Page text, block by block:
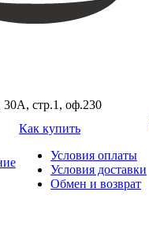
30А, стр.1, оф.230
Как купить
Условия оплаты
Условия доставки
Обмен и возврат